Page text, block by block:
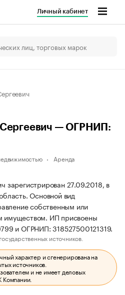
Личный кабинет
— ОГРНИП:
Аренда
зарегистрирован 27.09.2018, в
Основной вид
собственным или
имуществом. ИП присвоены
и ОГРНИП: 318527500121319.
источников.
характер и сгенерирована на
источников.
и не имеет деловых